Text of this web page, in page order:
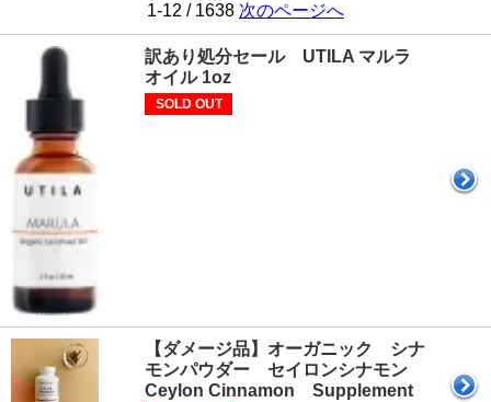
1-12 / 1638 次のページへ
訳あり処分セール UTILA マルラ
オイル 1oz
SOLD OUT
【ダメージ品】オーガニック シナ
モンパウダー セイロンシナモン
Ceylon Cinnamon Supplement